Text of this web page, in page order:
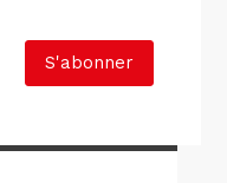
S'abonner